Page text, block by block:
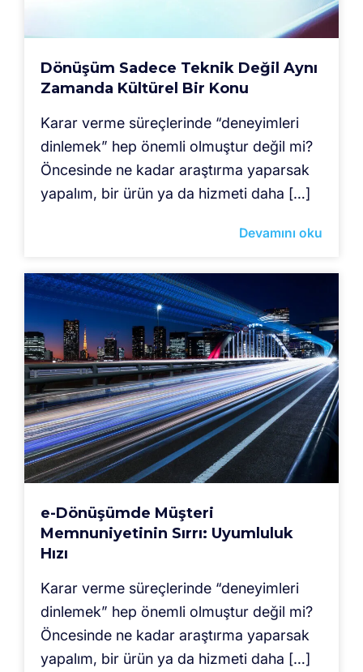
Dönüşüm Sadece Teknik Değil Aynı
Zamanda Kültürel Bir Konu
Karar verme süreçlerinde “deneyimleri
dinlemek” hep önemli olmuştur değil mi?
Öncesinde ne kadar araştırma yaparsak
yapalım, bir ürün ya da hizmeti daha […]
Devamını oku
e-Dönüşümde Müşteri
Memnuniyetinin Sırrı: Uyumluluk
Hızı
Karar verme süreçlerinde “deneyimleri
dinlemek” hep önemli olmuştur değil mi?
Öncesinde ne kadar araştırma yaparsak
yapalım, bir ürün ya da hizmeti daha […]